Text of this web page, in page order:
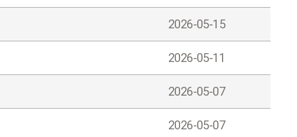
2026-05-15
2026-05-11
2026-05-07
2026-05-07